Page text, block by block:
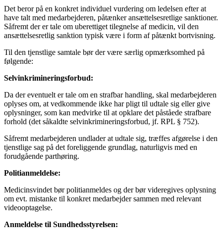
Det beror på en konkret individuel vurdering om ledelsen efter at
have talt med medarbejderen, påtænker ansættelsesretlige sanktioner.
Såfremt der er tale om uberettiget tilegnelse af medicin, vil den
ansættelsesretlig sanktion typisk være i form af påtænkt bortvisning.
Til den tjenstlige samtale bør der være særlig opmærksomhed på
følgende:
Selvinkrimineringsforbud:
Da der eventuelt er tale om en strafbar handling, skal medarbejderen
oplyses om, at vedkommende ikke har pligt til udtale sig eller give
oplysninger, som kan medvirke til at opklare det påståede strafbare
forhold (det såkaldte selvinkrimineringsforbud, jf. RPL § 752).
Såfremt medarbejderen undlader at udtale sig, træffes afgørelse i den
tjenstlige sag på det foreliggende grundlag, naturligvis med en
forudgående parthøring.
Politianmeldelse:
Medicinsvindet bør politianmeldes og der bør videregives oplysning
om evt. mistanke til konkret medarbejder sammen med relevant
videooptagelse.
Anmeldelse til Sundhedsstyrelsen: